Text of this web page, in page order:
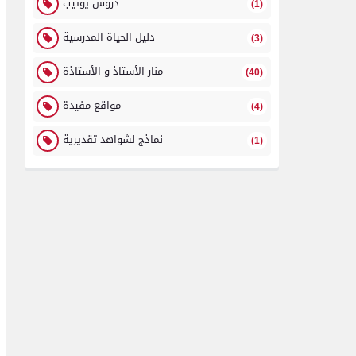
(1)
دليل الحياة المدرسية (3)
منار الأستاذ و الأستاذة (40)
مواقع مفيدة (4)
نماذج لشواهد تقديرية (1)